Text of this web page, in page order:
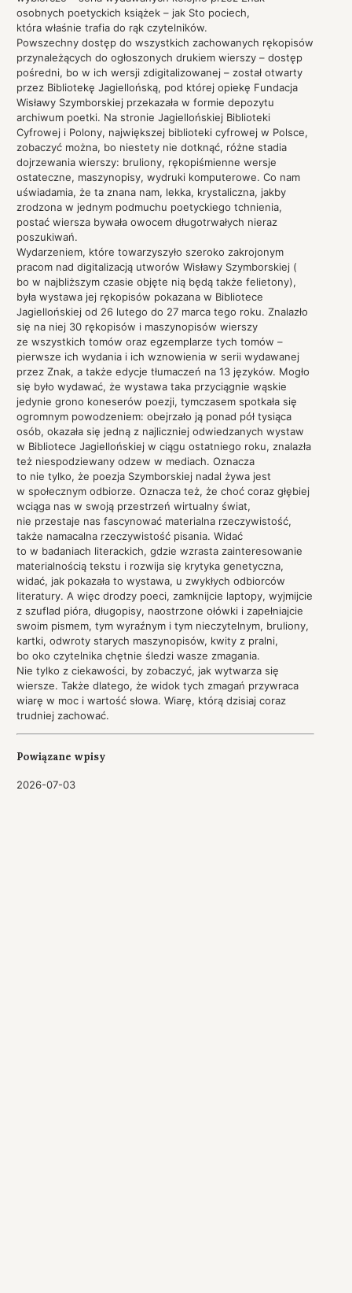
osobnych poetyckich książek – jak Sto pociech,
która właśnie trafia do rąk czytelników.
Powszechny dostęp do wszystkich zachowanych rękopisów
przynależących do ogłoszonych drukiem wierszy – dostęp
pośredni, bo w ich wersji zdigitalizowanej – został otwarty
przez Bibliotekę Jagiellońską, pod której opiekę Fundacja
Wisławy Szymborskiej przekazała w formie depozytu
archiwum poetki. Na stronie Jagiellońskiej Biblioteki
Cyfrowej i Polony, największej biblioteki cyfrowej w Polsce,
zobaczyć można, bo niestety nie dotknąć, różne stadia
dojrzewania wierszy: bruliony, rękopiśmienne wersje
ostateczne, maszynopisy, wydruki komputerowe. Co nam
uświadamia, że ta znana nam, lekka, krystaliczna, jakby
zrodzona w jednym podmuchu poetyckiego tchnienia,
postać wiersza bywała owocem długotrwałych nieraz
poszukiwań.
Wydarzeniem, które towarzyszyło szeroko zakrojonym
pracom nad digitalizacją utworów Wisławy Szymborskiej (
bo w najbliższym czasie objęte nią będą także felietony),
była wystawa jej rękopisów pokazana w Bibliotece
Jagiellońskiej od 26 lutego do 27 marca tego roku. Znalazło
się na niej 30 rękopisów i maszynopisów wierszy
ze wszystkich tomów oraz egzemplarze tych tomów –
pierwsze ich wydania i ich wznowienia w serii wydawanej
przez Znak, a także edycje tłumaczeń na 13 języków. Mogło
się było wydawać, że wystawa taka przyciągnie wąskie
jedynie grono koneserów poezji, tymczasem spotkała się
ogromnym powodzeniem: obejrzało ją ponad pół tysiąca
osób, okazała się jedną z najliczniej odwiedzanych wystaw
w Bibliotece Jagiellońskiej w ciągu ostatniego roku, znalazła
też niespodziewany odzew w mediach. Oznacza
to nie tylko, że poezja Szymborskiej nadal żywa jest
w społecznym odbiorze. Oznacza też, że choć coraz głębiej
wciąga nas w swoją przestrzeń wirtualny świat,
nie przestaje nas fascynować materialna rzeczywistość,
także namacalna rzeczywistość pisania. Widać
to w badaniach literackich, gdzie wzrasta zainteresowanie
materialnością tekstu i rozwija się krytyka genetyczna,
widać, jak pokazała to wystawa, u zwykłych odbiorców
literatury. A więc drodzy poeci, zamknijcie laptopy, wyjmijcie
z szuflad pióra, długopisy, naostrzone ołówki i zapełniajcie
swoim pismem, tym wyraźnym i tym nieczytelnym, bruliony,
kartki, odwroty starych maszynopisów, kwity z pralni,
bo oko czytelnika chętnie śledzi wasze zmagania.
Nie tylko z ciekawości, by zobaczyć, jak wytwarza się
wiersze. Także dlatego, że widok tych zmagań przywraca
wiarę w moc i wartość słowa. Wiarę, którą dzisiaj coraz
trudniej zachować.
Powiązane wpisy
2026-07-03